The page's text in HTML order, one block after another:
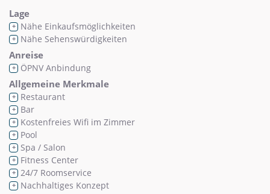
Lage
+ Nähe Einkaufsmöglichkeiten
+ Nähe Sehenswürdigkeiten
Anreise
+ ÖPNV Anbindung
Allgemeine Merkmale
+ Restaurant
+ Bar
+ Kostenfreies Wifi im Zimmer
+ Pool
+ Spa / Salon
+ Fitness Center
+ 24/7 Roomservice
+ Nachhaltiges Konzept